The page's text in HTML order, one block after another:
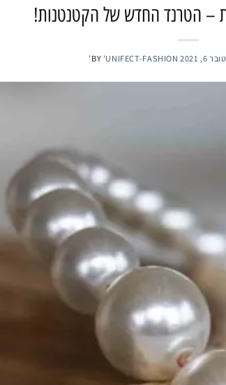
– הטרנד החדש של הקטנטנות!
6, 2021
BY 'UNIFECT-FASHION'